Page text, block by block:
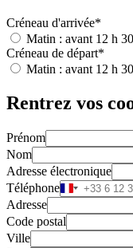
Créneau d'arrivée*
Matin : avant 12 h 30
Créneau de départ*
Matin : avant 12 h 30
Rentrez vos
Prénom
Nom
Adresse électronique
Téléphone
Adresse
Code postal
Ville